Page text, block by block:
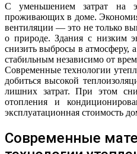
С уменьшением затрат на
проживающих в доме.
вентиляции — это не только
о природе. Здания с низким
снизить выбросы в атмосферу,
стабильным независимо от
Современные технологии
добиться высокой
лишних затрат. При этом
отопления и
эксплуатационная стоимость
Современные